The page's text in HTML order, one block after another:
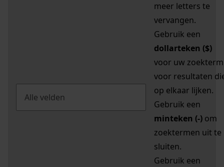
meer letters te
vervangen.
Gebruik een
dollarteken ($)
voor uw zoekterm
voor resultaten
op elkaar lijken.
Gebruik een
minteken (-) om
zoektermen uit te
sluiten.
Gebruik een